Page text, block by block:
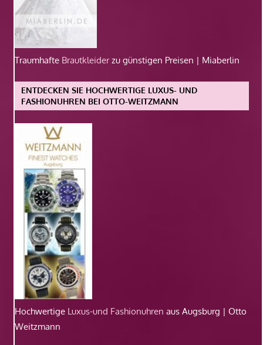
Traumhafte Brautkleiderzu günstigen Preisen | Miaberlin
ENTDECKEN SIE HOCHWERTIGE LUXUS- UND
FASHIONUHREN BEI OTTO-WEITZMANN
Hochwertige Luxus-und Fashionuhren aus Augsburg | Otto
Weitzmann